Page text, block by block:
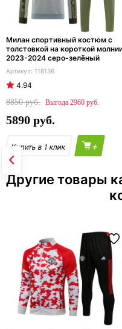
Милан спортивный костюм с
толстовкой на короткой
2023-2024 серо-зелёный
118136
4.94
8850
2960
5890
+
Другие товары